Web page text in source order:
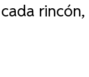
cada